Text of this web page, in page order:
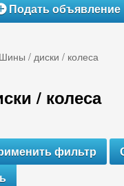
Подать объявление
/ диски / колеса
/ колеса